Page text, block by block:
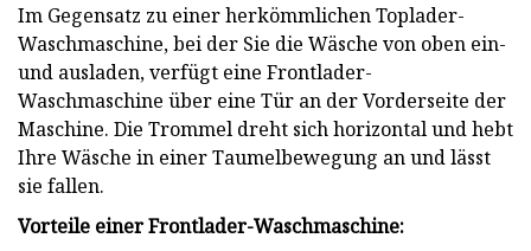
Im Gegensatz zu einer herkömmlichen Toplader-
Waschmaschine, bei der Sie die Wäsche von oben ein-
und ausladen, verfügt eine Frontlader-
Waschmaschine über eine Tür an der Vorderseite der
Maschine. Die Trommel dreht sich horizontal und hebt
Ihre Wäsche in einer Taumelbewegung an und lässt
sie fallen.
Vorteile einer Frontlader-Waschmaschine: